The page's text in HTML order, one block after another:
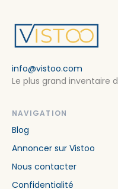
info@vistoo.com
Le plus grand inventaire
NAVIGATION
Blog
Annoncer sur Vistoo
Nous contacter
Confidentialité